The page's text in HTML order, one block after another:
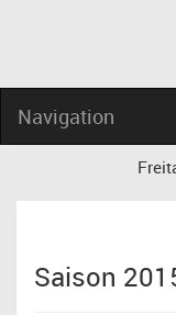
Navigation
Saison